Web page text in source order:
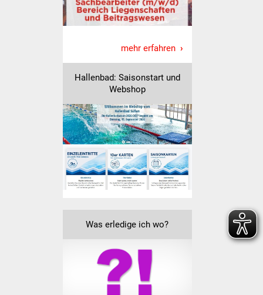
Suenergie
Gesundheit und Notfall
Ärzte und Apotheken
Pflege von Angehörigen
Hitzewarnung / UV-
Index
ÖPNV
Kultur & Freizeit
mehr erfahren
Hallenbad: Saisonstart und
Webshop
Was erledige ich wo?